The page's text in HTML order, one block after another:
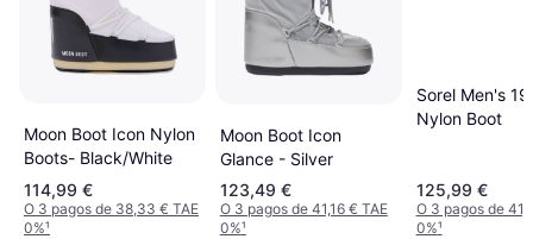
Moon Boot Icon Nylon
Boots- Black/White
114,99 €
O 3 pagos de 38,33 € TAE
0%¹
Moon Boot Icon
Glance - Silver
123,49 €
O 3 pagos de 41,16 € TAE
0%¹
Sorel Men's
Nylon Boot
125,99 €
O 3 pagos de
0%¹